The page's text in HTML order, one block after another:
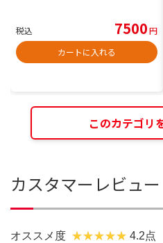
税込 7500円
カートに入れる
このカテゴリ
カスタマーレビュー
オススメ度 4.2点